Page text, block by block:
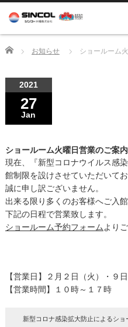
Home お知らせ ショールーム
2021
27
Jan
ショールーム火曜日営業のご案内
現在、『新型コロナウイルス感
館制限を設けさせていただいて
誠に申し訳ございません。
出来る限り多くのお客様へご入
下記の日程で営業致します。
ショールーム予約フォーム より
【営業日】２月２日（火）・９
【営業時間】１０時～１７時
新型コロナ感染拡大防止によるシ